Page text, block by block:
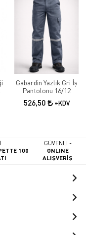
Gabardin Yazlık Gri İş
Pantolonu 16/12
526,50 +KDV
100
GÜVENLİ -
ONLINE
ALIŞVERİŞ